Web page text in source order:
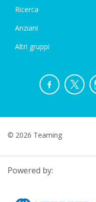
Ricerca
Anziani
Altri gruppi
© 2026 Teaming
Powered by: